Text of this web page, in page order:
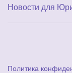
Новости для
Политика